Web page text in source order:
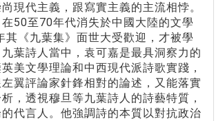
現代主義，跟寫實主義的主流相悖。
50至70年代消失於中國大陸的文學
其《九葉集》面世大受歡迎，才被學
葉詩人當中，袁可嘉是最具洞察力的
美文學理論和中西現代派詩歌實踐，
翼評論家針鋒相對的論述，又能落實
，透視穆旦等九葉詩人的詩藝特質，
代言人。他強調詩的本質以對抗政治